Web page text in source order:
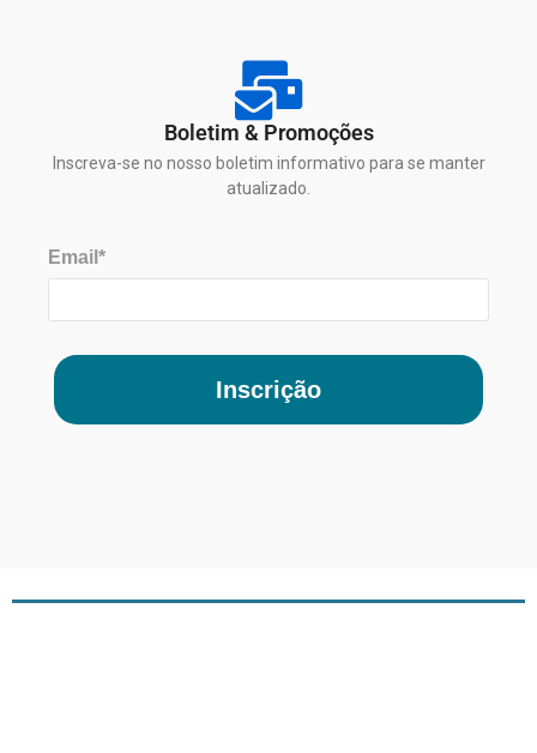
Boletim & Promoções
Inscreva-se no nosso boletim informativo para se manter
atualizado.
Email*
Inscrição